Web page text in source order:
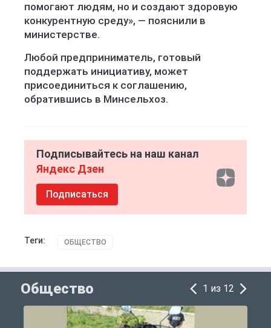
помогают людям, но и создают здоровую
конкурентную среду», — пояснили в
министерстве.
Любой предприниматель, готовый
поддержать инициативу, может
присоединиться к соглашению,
обратившись в Минсельхоз.
Подписывайтесь на наш канал
Яндекс Дзен
Подписаться
Теги: ОБЩЕСТВО
Общество 1 из 12